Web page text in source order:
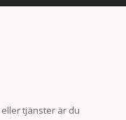
tjänster är du